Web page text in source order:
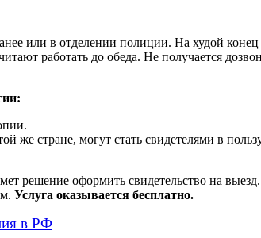
или в отделении полиции. На худой
работать до обеда. Не получается
же стране, могут стать свидетелями в
решение оформить свидетельство на
Услуга оказывается бесплатно.
в РФ